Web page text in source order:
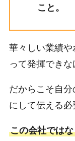
こと。
華々しい業績
って発揮できな
だからこそ自
にして伝える必
この会社では